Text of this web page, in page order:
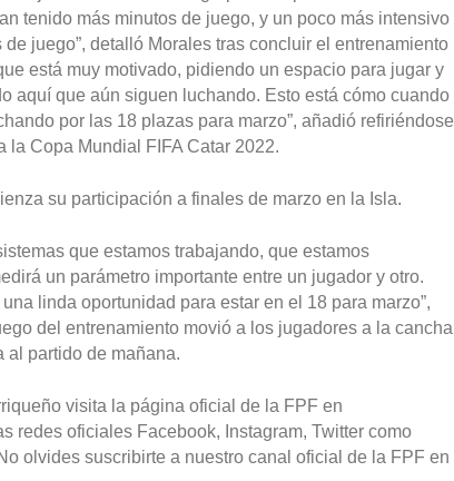
tenido más minutos de juego, y un poco más intensivo
juego”, detalló Morales tras concluir el entrenamiento
está muy motivado, pidiendo un espacio para jugar y
aquí que aún siguen luchando. Esto está cómo cuando
por las 18 plazas para marzo”, añadió refiriéndose
Copa Mundial FIFA Catar 2022.
su participación a finales de marzo en la Isla.
que estamos trabajando, que estamos
un parámetro importante entre un jugador y otro.
linda oportunidad para estar en el 18 para marzo”,
del entrenamiento movió a los jugadores a la cancha
al partido de mañana.
visita la página oficial de la FPF en
redes oficiales Facebook, Instagram, Twitter como
olvides suscribirte a nuestro canal oficial de la FPF en